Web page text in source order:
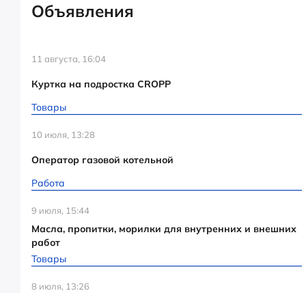
Объявления
11 августа, 16:04
Куртка на подростка CROPP
Товары
10 июля, 13:28
Оператор газовой котельной
Работа
9 июля, 15:44
Масла, пропитки, морилки для внутренних и внешних
работ
Товары
8 июля, 13:26